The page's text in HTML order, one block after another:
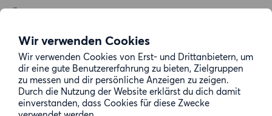
Wir verwenden Cookies
Wir verwenden Cookies von Erst- und Drittanbietern, um
dir eine gute Benutzererfahrung zu bieten, Zielgruppen
zu messen und dir persönliche Anzeigen zu zeigen.
Durch die Nutzung der Website erklärst du dich damit
einverstanden, dass Cookies für diese Zwecke
Über uns
Datenschutz
Cookie-Richtlinie
Sitemap